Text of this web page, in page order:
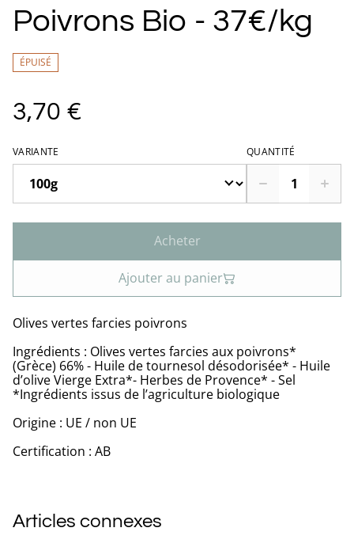
Poivrons Bio - 37€/kg
ÉPUISÉ
3,70 €
VARIANTE QUANTITÉ
Acheter
Ajouter au panier
Olives vertes farcies poivrons
Ingrédients : Olives vertes farcies aux poivrons*
(Grèce) 66% - Huile de tournesol désodorisée* - Huile
d’olive Vierge Extra*- Herbes de Provence* - Sel
*Ingrédients issus de l’agriculture biologique
Origine : UE / non UE
Certification : AB
Articles connexes